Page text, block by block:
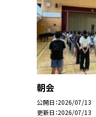
朝会
公開日 2026/07/13
更新日 2026/07/13